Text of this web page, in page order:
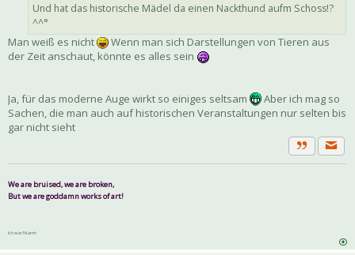
Und hat das historische Mädel da einen Nackthund aufm Schoss!?
^^°
Man weiß es nicht
Wenn man sich Darstellungen von Tieren aus
der Zeit anschaut, könnte es alles sein
Ja, für das moderne Auge wirkt so einiges seltsam
Aber ich mag so
Sachen, die man auch auf historischen Veranstaltungen nur selten bis
gar nicht sieht
Zitat
We are bruised, we are broken,
But we are goddamn works of art!
Ich war Niamh